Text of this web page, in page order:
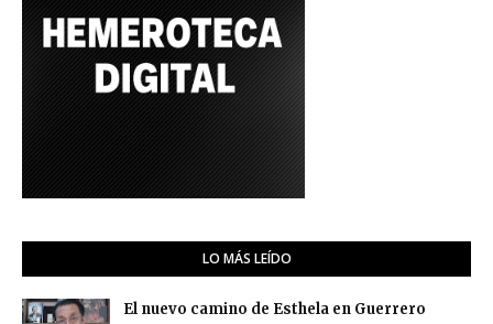
LO MÁS LEÍDO
El nuevo camino de Esthela en Guerrero